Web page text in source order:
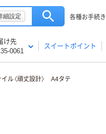
細設定 各種お手続き
け先
0061
スイートポイント
ル〈頑丈設計〉 A4タテ